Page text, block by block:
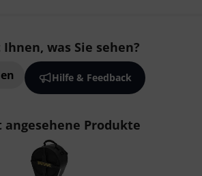
was Sie sehen?
Hilfe & Feedback
angesehene Produkte